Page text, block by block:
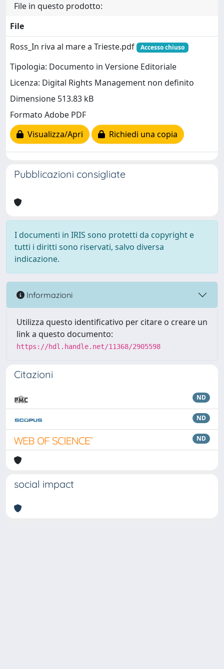
File in questo prodotto:
File
Ross_In riva al mare a Trieste.pdf
Accesso chiuso
Tipologia: Documento in Versione Editoriale
Licenza: Digital Rights Management non definito
Dimensione 513.83 kB
Formato Adobe PDF
Visualizza/Apri
Richiedi una copia
Pubblicazioni consigliate
I documenti in IRIS sono protetti da copyright e
tutti i diritti sono riservati, salvo diversa
indicazione.
Informazioni
Utilizza questo identificativo per citare o creare un
link a questo documento:
https://hdl.handle.net/11368/2905598
Citazioni
ND
ND
ND
social impact